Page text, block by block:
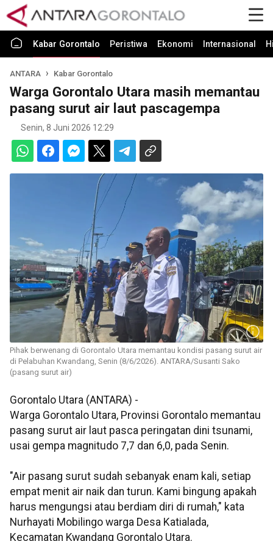
Kabar Gorontalo Peristiwa Ekonomi Internasional
ANTARA Kabar Gorontalo
Warga Gorontalo Utara masih memantau
pasang surut air laut pascagempa
Senin, 8 Juni 2026 12:29
Pihak berwenang di Gorontalo Utara memantau kondisi pasang surut air
di Pelabuhan Kwandang, Senin (8/6/2026). ANTARA/Susanti Sako
(pasang surut air)
Gorontalo Utara (ANTARA) -
Warga Gorontalo Utara, Provinsi Gorontalo memantau
pasang surut air laut pasca peringatan dini tsunami,
usai gempa magnitudo 7,7 dan 6,0, pada Senin.
"Air pasang surut sudah sebanyak enam kali, setiap
empat menit air naik dan turun. Kami bingung apakah
harus mengungsi atau berdiam diri di rumah," kata
Nurhayati Mobilingo warga Desa Katialada,
Kecamatan Kwandang Gorontalo Utara.